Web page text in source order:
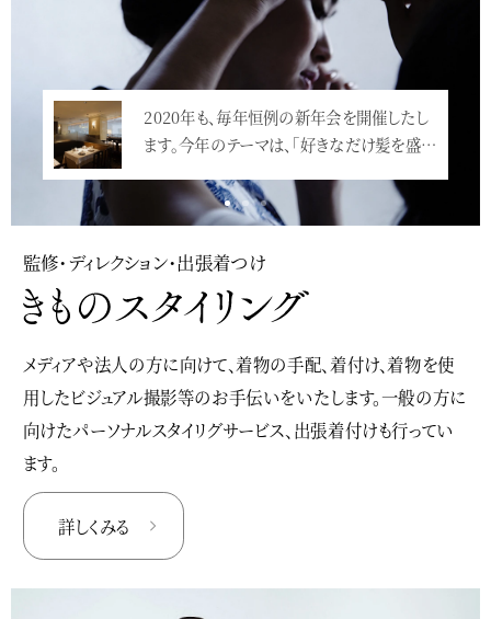
監修・ディレクション・出張着つけ
メディアや法人の方に向けて、着物の手配、着付け、着物を使
用したビジュアル撮影等のお手伝いをいたします。一般の方に
向けたパーソナルスタイリグサービス、出張着付けも行ってい
ます。
詳しくみる
2020年も、毎年恒例の新年会を開催したし
ます。今年のテーマは、「好きなだけ髪を盛…